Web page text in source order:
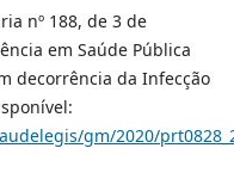
nº 188, de 3 de
em Saúde Pública
decorrência da Infecção
gm/2020/